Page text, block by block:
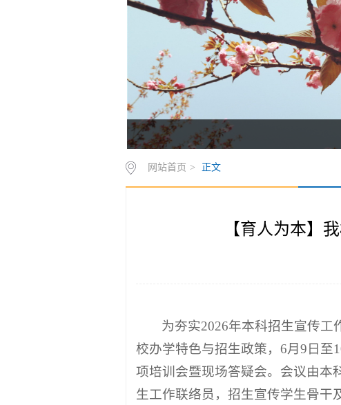
网站首页 > 正文
【育人为本】
为夯实2026年本科招生宣传
校办学特色与招生政策，6月9日至
项培训会暨现场答疑会。会议由本
生工作联络员，招生宣传学生骨干